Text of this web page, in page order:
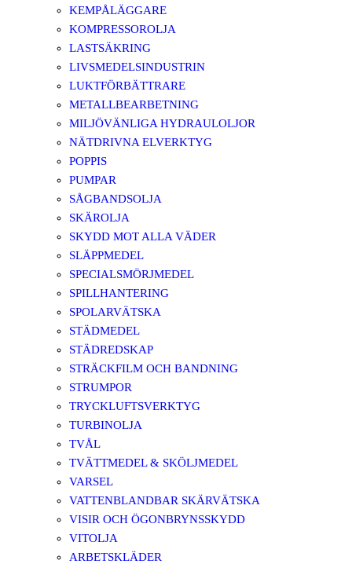
KEMPÅLÄGGARE
KOMPRESSOROLJA
LASTSÄKRING
LIVSMEDELSINDUSTRIN
LUKTFÖRBÄTTRARE
METALLBEARBETNING
MILJÖVÄNLIGA HYDRAULOLJOR
NÄTDRIVNA ELVERKTYG
POPPIS
PUMPAR
SÅGBANDSOLJA
SKÄROLJA
SKYDD MOT ALLA VÄDER
SLÄPPMEDEL
SPECIALSMÖRJMEDEL
SPILLHANTERING
SPOLARVÄTSKA
STÄDMEDEL
STÄDREDSKAP
STRÄCKFILM OCH BANDNING
STRUMPOR
TRYCKLUFTSVERKTYG
TURBINOLJA
TVÅL
TVÄTTMEDEL & SKÖLJMEDEL
VARSEL
VATTENBLANDBAR SKÄRVÄTSKA
VISIR OCH ÖGONBRYNSSKYDD
VITOLJA
ARBETSKLÄDER